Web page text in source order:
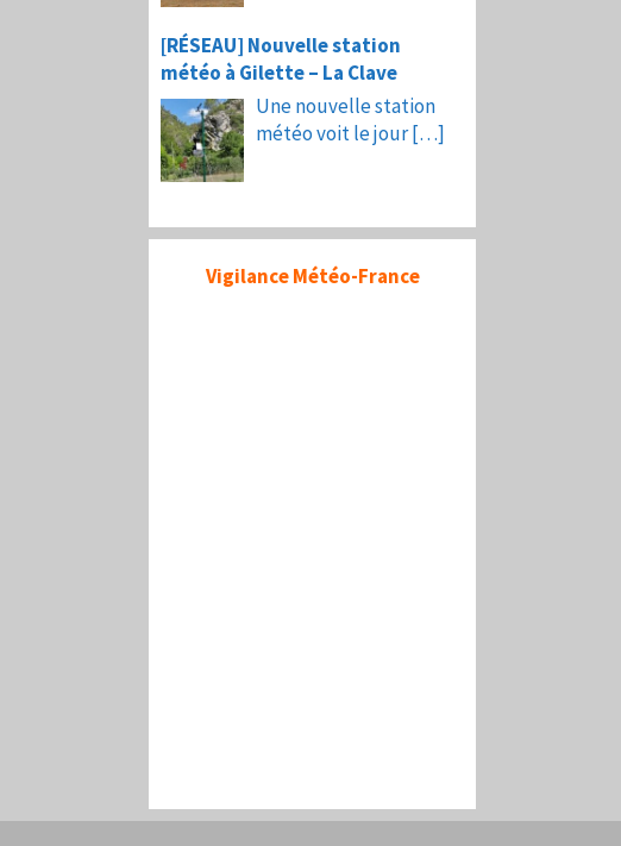
[RÉSEAU] Nouvelle station
météo à Gilette – La Clave
Une nouvelle station
météo voit le jour[…]
Vigilance Météo-France